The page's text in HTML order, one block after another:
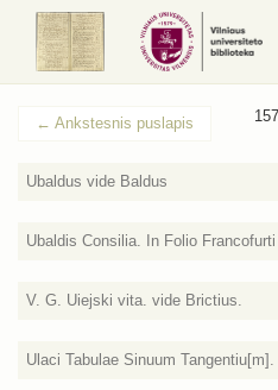
← Ankstesnis puslapis
Ubaldus vide Baldus
Ubaldis Consilia. In Folio
V. G. Uiejski vita. vide Brictius.
Ulaci Tabulae Sinuum